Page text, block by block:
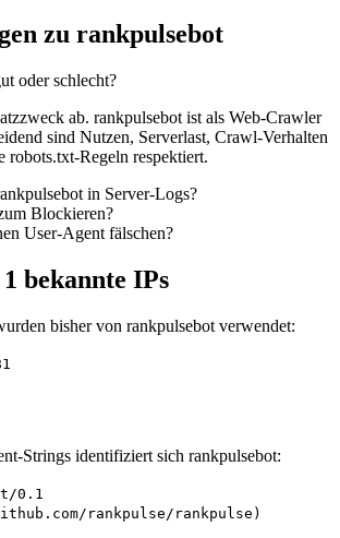
zu rankpulsebot
oder schlecht?
ab. rankpulsebot ist als Web-Crawler
sind Nutzen, Serverlast, Crawl-Verhalten
robots.txt-Regeln respektiert.
in Server-Logs?
Blockieren?
User-Agent fälschen?
1 bekannte IPs
bisher von rankpulsebot verwendet:
Strings identifiziert sich rankpulsebot:
0.1
rankpulse/rankpulse)